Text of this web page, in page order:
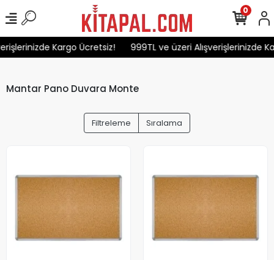
Kargo Ücretsiz! 999TL ve üzeri Alışverişlerinizde
0
Mantar Pano Duvara Monte
Filtreleme Sıralama